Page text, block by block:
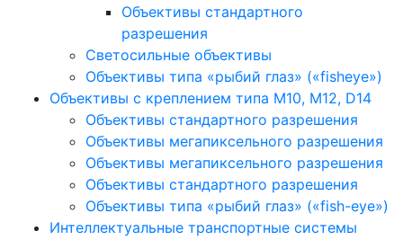
Объективы стандартного
разрешения
Светосильные объективы
Объективы типа «рыбий глаз» («fisheye»)
Объективы с креплением типа M10, M12, D14
Объективы стандартного разрешения
Объективы мегапиксельного разрешения
Объективы мегапиксельного разрешения
Объективы стандартного разрешения
Объективы типа «рыбий глаз» («fish-eye»)
Интеллектуальные транспортные системы